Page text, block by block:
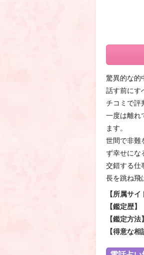
驚異的な的
話す前にす
チコミで評
一度は離れ
ます。
世間で非難
ず幸せにな
交錯する仕
長を跳ね飛
【所属サイ
【鑑定歴】
【鑑定方法】
【得意な相